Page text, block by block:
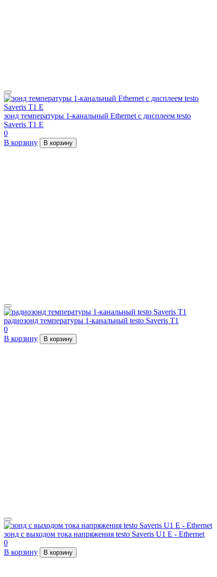
зонд температуры 1-канальный Ethernet с дисплеем testo
Saveris T1 E
0
В корзину
В корзину
радиозонд температуры 1-канальный testo Saveris T1
0
В корзину
В корзину
зонд с выходом тока напряжения testo Saveris U1 E - Ethernet
0
В корзину
В корзину